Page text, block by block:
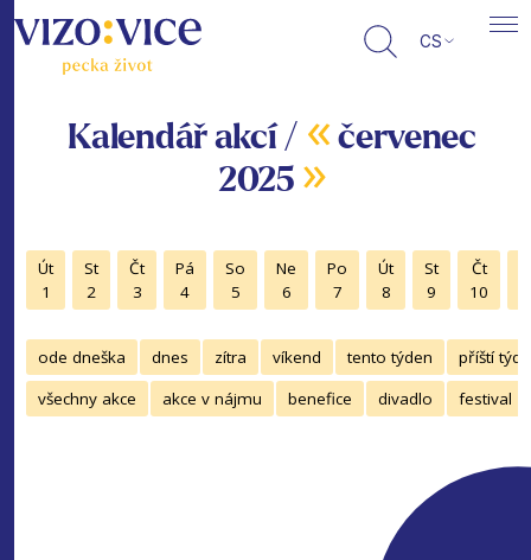
CS
Kalendář akcí / « červenec
2025 »
Út
1
St
2
Čt
3
Pá
4
So
5
Ne
6
Po
7
Út
8
St
9
Čt
10
ode dneška dnes zítra víkend tento týden
příští
všechny akce
akce v nájmu benefice divadlo festival